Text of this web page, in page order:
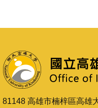
81148 高雄市楠梓區高雄